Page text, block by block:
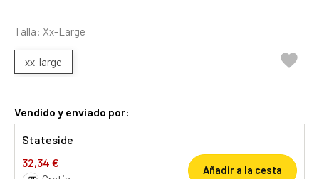
Talla: Xx-Large
xx-large 
Vendido y enviado por:
Stateside
32,34 €
Añadir a la cesta